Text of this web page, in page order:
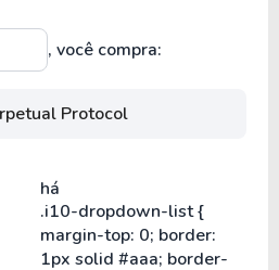
, você compra:
Protocol
há